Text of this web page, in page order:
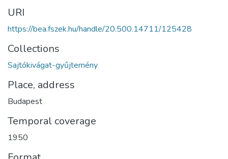
URI
https://bea.fszek.hu/handle/20.500.14711/125428
Collections
Sajtókivágat-gyűjtemény
Place, address
Budapest
Temporal coverage
1950